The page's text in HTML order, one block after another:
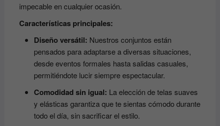
impecable en cualquier ocasión.
Características principales:
Diseño versátil: Nuestros conjuntos están
pensados ​​para adaptarse a diversas situaciones,
desde eventos formales hasta salidas casuales,
permitiéndote lucir siempre espectacular.
Comodidad sin igual: La elección de telas suaves
y elásticas garantiza que te sientas cómodo durante
todo el día, sin sacrificar el estilo.